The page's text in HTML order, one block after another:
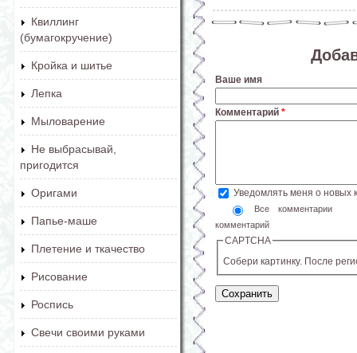
Квиллинг
(бумагокручение)
Кройка и шитье
Лепка
Мыловарение
Не выбрасывай,
пригодится
Оригами
Папье-маше
Плетение и ткачество
Рисование
Роспись
Свечи своими руками
Ваше имя
Комментарий *
Уведомлять меня о новых
Все комментарии
комментарий
CAPTCHA
Собери картинку. После